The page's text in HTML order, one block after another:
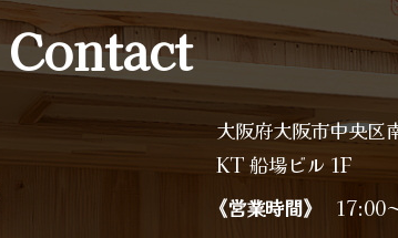
Contact
大阪府大阪市中央区
KT 船場ビル 1F
《営業時間》
17:00